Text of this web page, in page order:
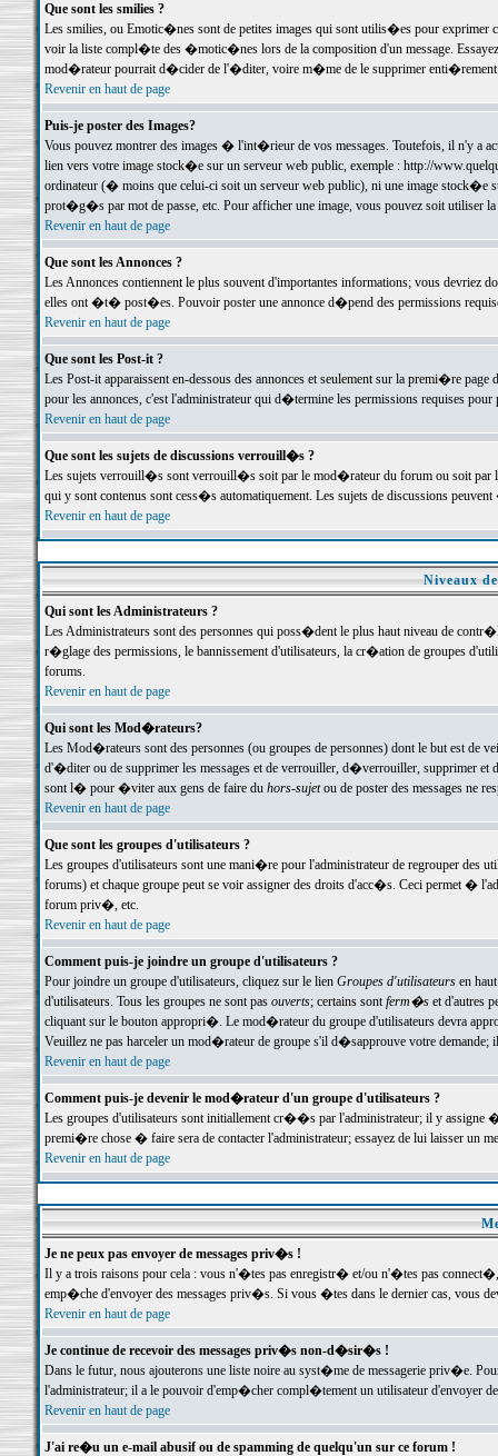
Que sont les smilies ?
Les smilies, ou Emotic�nes sont de petites images qui sont utilis�es pour exprimer
voir la liste compl�te des �motic�nes lors de la composition d'un message.
mod�rateur pourrait d�cider de l'�diter, voire m�me de le supprimer
Revenir en haut de page
Puis-je poster des Images?
Vous pouvez montrer des images � l'int�rieur de vos messages. Toutefois, il n'y a
lien vers votre image stock�e sur un serveur web public, exemple : http://
ordinateur (� moins que celui-ci soit un serveur web public), ni une image stock�e
prot�g�s par mot de passe, etc. Pour afficher une image, vous pouvez soit
Revenir en haut de page
Que sont les Annonces ?
Les Annonces contiennent le plus souvent d'importantes informations; vous devriez
elles ont �t� post�es. Pouvoir poster une annonce d�pend des permissions
Revenir en haut de page
Que sont les Post-it ?
Les Post-it apparaissent en-dessous des annonces et seulement sur la premi�re
pour les annonces, c'est l'administrateur qui d�termine les permissions requises pour
Revenir en haut de page
Que sont les sujets de discussions verrouill�s ?
Les sujets verrouill�s sont verrouill�s soit par le mod�rateur du forum ou soit par
qui y sont contenus sont cess�s automatiquement. Les sujets de discussions
Revenir en haut de page
Niveaux
Qui sont les Administrateurs ?
Les Administrateurs sont des personnes qui poss�dent le plus haut niveau de
r�glage des permissions, le bannissement d'utilisateurs, la cr�ation de groupes
forums.
Revenir en haut de page
Qui sont les Mod�rateurs?
Les Mod�rateurs sont des personnes (ou groupes de personnes) dont le but est de
d'�diter ou de supprimer les messages et de verrouiller, d�verrouiller, supprimer
sont l� pour �viter aux gens de faire du hors-sujetou de poster des messages ne
Revenir en haut de page
Que sont les groupes d'utilisateurs ?
Les groupes d'utilisateurs sont une mani�re pour l'administrateur de regrouper des
forums) et chaque groupe peut se voir assigner des droits d'acc�s. Ceci permet
forum priv�, etc.
Revenir en haut de page
Comment puis-je joindre un groupe d'utilisateurs ?
Pour joindre un groupe d'utilisateurs, cliquez sur le lien Groupes d'utilisateursen haut
d'utilisateurs. Tous les groupes ne sont pas ouverts; certains sontferm�set d'autres
cliquant sur le bouton appropri�. Le mod�rateur du groupe d'utilisateurs devra
Veuillez ne pas harceler un mod�rateur de groupe s'il d�sapprouve votre demande;
Revenir en haut de page
Comment puis-je devenir le mod�rateur d'un groupe d'utilisateurs ?
Les groupes d'utilisateurs sont initiallement cr��s par l'administrateur; il y
premi�re chose � faire sera de contacter l'administrateur; essayez de lui laisser un
Revenir en haut de page
Je ne peux pas envoyer de messages priv�s !
Il y a trois raisons pour cela : vous n'�tes pas enregistr� et/ou n'�tes pas
emp�che d'envoyer des messages priv�s. Si vous �tes dans le dernier cas, vous
Revenir en haut de page
Je continue de recevoir des messages priv�s non-d�sir�s !
Dans le futur, nous ajouterons une liste noire au syst�me de messagerie priv�e.
l'administrateur; il a le pouvoir d'emp�cher compl�tement un utilisateur d'envoyer
Revenir en haut de page
J'ai re�u un e-mail abusif ou de spamming de quelqu'un sur ce forum !